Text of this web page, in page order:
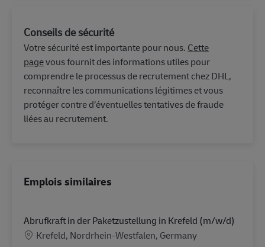
Conseils de sécurité
Votre sécurité est importante pour nous. Cette
pagevous fournit des informations utiles pour
comprendre le processus de recrutement chez DHL,
reconnaître les communications légitimes et vous
protéger contre d’éventuelles tentatives de fraude
liées au recrutement.
Emplois similaires
Abrufkraft in der Paketzustellung in Krefeld (m/w/d)
LieuKrefeld, Nordrhein-Westfalen, Germany